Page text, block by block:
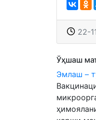
22-
Ўҳшаш
Эмлаш –